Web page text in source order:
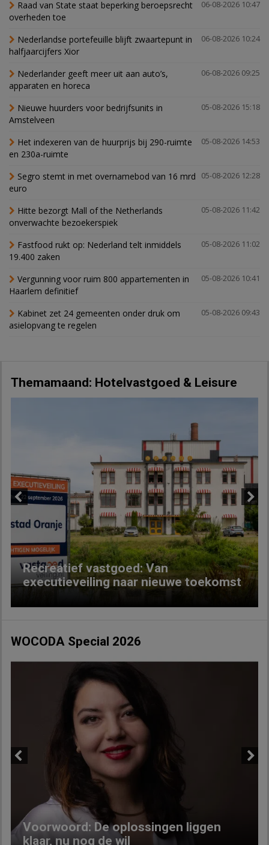
06-08-2026 10:47
Raad van State staat beperking beroepsrecht
overheden toe
06-08-2026 10:24
Nederlandse portefeuille blijft zwaartepunt in
halfjaarcijfers Xior
06-08-2026 09:25
Nederlander geeft meer uit aan auto’s,
apparaten en horeca
05-08-2026 15:18
Nieuwe huurders voor bedrijfsunits in
Amstelveen
05-08-2026 14:53
Het indexeren van de huurprijs bij 290-ruimte
en 230a-ruimte
05-08-2026 12:28
Segro stemt in met overnamebod van 16 mrd
euro
05-08-2026 11:42
Hitte bezorgt Mall of the Netherlands
onverwachte bezoekerspiek
05-08-2026 11:02
Fastfood rukt op: Nederland telt inmiddels
19.400 zaken
05-08-2026 10:41
Vergunning voor ruim 800 appartementen in
Haarlem definitief
05-08-2026 09:43
Kabinet zet 24 gemeenten onder druk om
asielopvang te regelen
Themamaand: Hotelvastgoed & Leisure
Recreatief vastgoed: Van
executieveiling naar nieuwe toekomst
Next
WOCODA Special 2026
Voorwoord: De oplossingen liggen
klaar, nu nog de wil